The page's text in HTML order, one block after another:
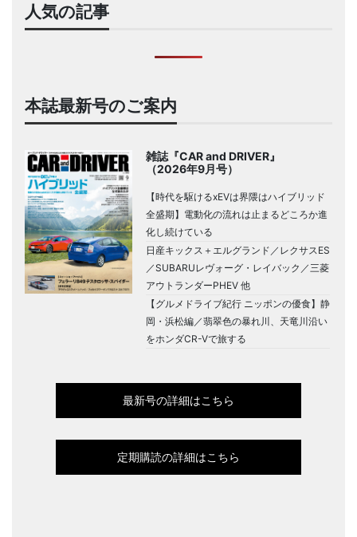
人気の記事
本誌最新号のご案内
雑誌『CAR and DRIVER』
（2026年9月号）
【時代を駆けるxEVは界隈はハイブリッド
全盛期】電動化の流れは止まるどころか進
化し続けている
日産キックス＋エルグランド／レクサスES
／SUBARUレヴォーグ・レイバック／三菱
アウトランダーPHEV 他
【グルメドライブ紀行 ニッポンの優食】静
岡・浜松編／翡翠色の暴れ川、天竜川沿い
をホンダCR-Vで旅する
最新号の詳細はこちら
定期購読の詳細はこちら